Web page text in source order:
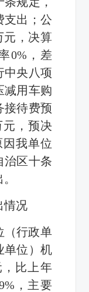
支出；公
元，决算
0%，差
中央八项
减用车购
接待费预
元，预决
我单位
治区十条
情况
（行政单
单位）机
，比上年
，主要